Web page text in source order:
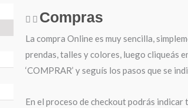
Compras
La compra Online es muy sencilla,
prendas, talles y colores, luego cliqueás
‘COMPRAR’ y seguís los pasos que se
En el proceso de checkout podrás indicar